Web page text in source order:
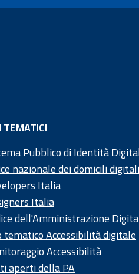
TEMATICI
Pubblico di Identità
nazionale dei domicili digitali
Italia
Italia
dell'Amministrazione
tematico Accessibilità digitale
Accessibilità
aperti della PA